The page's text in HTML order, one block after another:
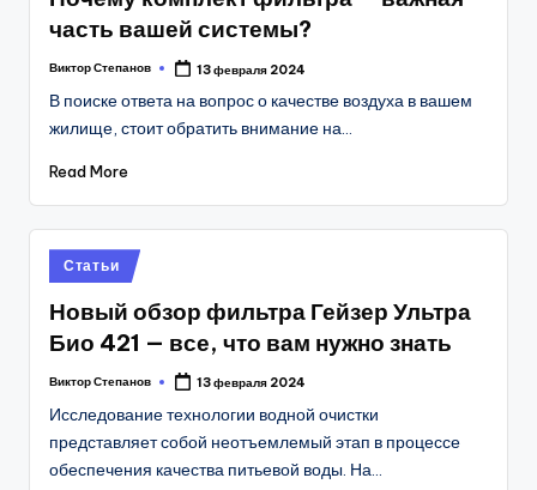
часть вашей системы?
Posted
Виктор Степанов 13 февраля 2024
В поиске ответа на вопрос о качестве воздуха в вашем
жилище, стоит обратить внимание на…
Read More
Posted
in
Статьи
Новый обзор фильтра Гейзер Ультра
Био 421 — все, что вам нужно знать
Posted
Виктор Степанов 13 февраля 2024
Исследование технологии водной очистки
представляет собой неотъемлемый этап в процессе
обеспечения качества питьевой воды. На…